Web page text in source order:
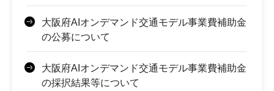
大阪府AIオンデマンド交通モデル事業費補助金
の公募について
大阪府AIオンデマンド交通モデル事業費補助金
の採択結果等について